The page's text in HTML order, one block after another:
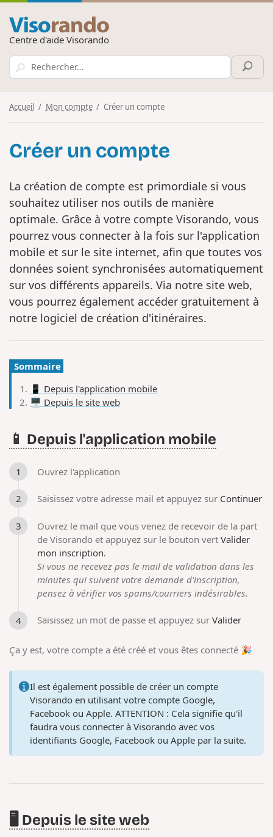
Centre d'aide Visorando
Accueil Mon compte Créer un compte
Créer un compte
La création de compte est primordiale si vous
souhaitez utiliser nos outils de manière
optimale. Grâce à votre compte Visorando, vous
pourrez vous connecter à la fois sur l'application
mobile et sur le site internet, afin que toutes vos
données soient synchronisées automatiquement
sur vos différents appareils. Via notre site web,
vous pourrez également accéder gratuitement à
notre logiciel de création d'itinéraires.
Sommaire
📱 Depuis l'application mobile
🖥️ Depuis le site web
📱 Depuis l'application mobile
Ouvrez l'application
Saisissez votre adresse mail et appuyez sur Continuer
Ouvrez le mail que vous venez de recevoir de la part
de Visorando et appuyez sur le bouton vertValider
mon inscription.
Si vous ne recevez pas le mail de validation dans les
minutes qui suivent votre demande d'inscription,
pensez à vérifier vos spams/courriers indésirables.
Saisissez un mot de passe et appuyez surValider
Ça y est, votre compte a été créé et vous êtes connecté 🎉
Il est également possible de créer un compte
Visorando en utilisant votre compte Google,
Facebook ou Apple. ATTENTION : Cela signifie qu'il
faudra vous connecter à Visorando avec vos
identifiants Google, Facebook ou Apple par la suite.
🖥️ Depuis le site web